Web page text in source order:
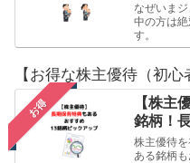
なぜいま
中の方は
す。
【お得な株主優待（初心
お得
【株主
銘柄！
株主優待
ある銘柄